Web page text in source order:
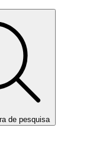
de pesquisa